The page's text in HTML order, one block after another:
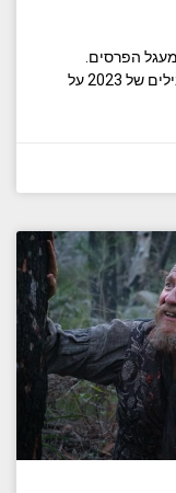
הפרסים.
לאחר שנבחר לאחד מעשרת הסרטים המובילים של 2023 על